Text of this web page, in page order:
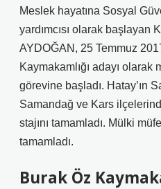
Meslek hayatına Sosyal
yardımcısı olarak başlayan
AYDOĞAN, 25 Temmuz
Kaymakamlığı adayı
görevine başladı. Hatay’ın
Samandağ ve Kars
stajını tamamladı. Mülki
tamamladı.
Burak Öz